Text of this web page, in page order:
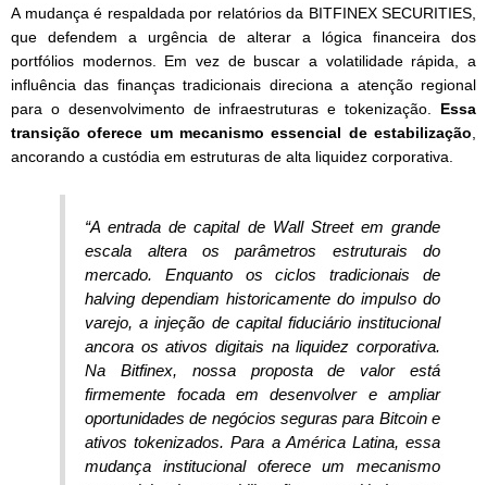
A mudança é respaldada por relatórios da BITFINEX SECURITIES,
que defendem a urgência de alterar a lógica financeira dos
portfólios modernos. Em vez de buscar a volatilidade rápida, a
influência das finanças tradicionais direciona a atenção regional
para o desenvolvimento de infraestruturas e tokenização. Essa
transição oferece um mecanismo essencial de estabilização
ancorando a custódia em estruturas de alta liquidez corporativa.
“A entrada de capital de Wall Street em grande
escala altera os parâmetros estruturais do
mercado. Enquanto os ciclos tradicionais de
halving dependiam historicamente do impulso do
varejo, a injeção de capital fiduciário institucional
ancora os ativos digitais na liquidez corporativa.
Na Bitfinex, nossa proposta de valor está
firmemente focada em desenvolver e ampliar
oportunidades de negócios seguras para Bitcoin e
ativos tokenizados. Para a América Latina, essa
mudança institucional oferece um mecanismo